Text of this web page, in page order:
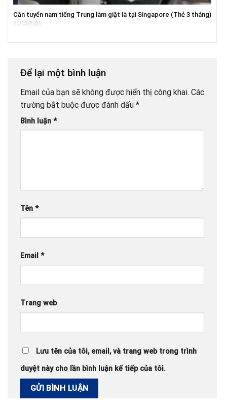
Cần tuyển nam tiếng Trung làm giặt là tại Singapore (Thẻ 3 tháng)
20/05/2025
Để lại một bình luận
Email của bạn sẽ không được hiển thị công khai. Các
trường bắt buộc được đánh dấu *
Bình luận *
Tên *
Email *
Trang web
Lưu tên của tôi, email, và trang web trong trình
duyệt này cho lần bình luận kế tiếp của tôi.